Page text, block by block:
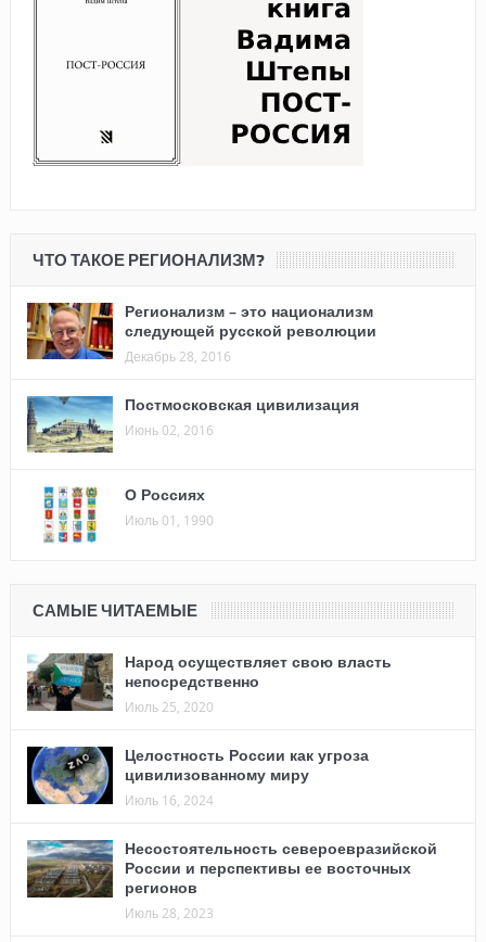
ЧТО ТАКОЕ РЕГИОНАЛИЗМ?
Регионализм – это национализм
следующей русской революции
Декабрь 28, 2016
Постмосковская цивилизация
Июнь 02, 2016
О Россиях
Июль 01, 1990
САМЫЕ ЧИТАЕМЫЕ
Народ осуществляет свою власть
непосредственно
Июль 25, 2020
Целостность России как угроза
цивилизованному миру
Июль 16, 2024
Несостоятельность североевразийской
России и перспективы ее восточных
регионов
Июль 28, 2023